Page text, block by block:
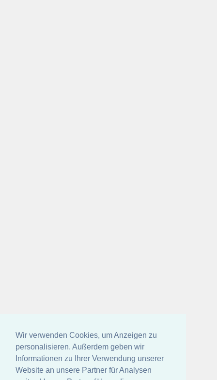
Wir verwenden Cookies, um Anzeigen zu
personalisieren. Außerdem geben wir
Informationen zu Ihrer Verwendung unserer
Website an unsere Partner für Analysen